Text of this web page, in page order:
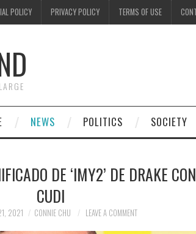
POLICY PRIVACY POLICY TERMS OF USE
NEWS POLITICS SOCIETY
DE ‘IMY2’ DE DRAKE
CUDI
2021 CONNIE CHU LEAVE A COMMENT